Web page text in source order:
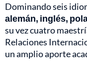
Dominando seis
alemán, inglés,
su vez cuatro
Relaciones
un amplio aporte